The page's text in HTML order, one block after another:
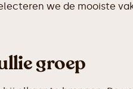
we de mooiste
groep